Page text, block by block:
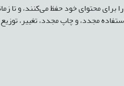
محتوای خود حفظ می‌کنند، و تا
مجدد، و چاپ مجدد، تغییر،